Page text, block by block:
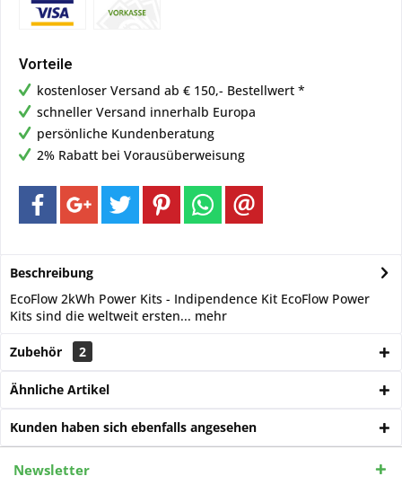
Vorteile
kostenloser Versand ab € 150,- Bestellwert *
schneller Versand innerhalb Europa
persönliche Kundenberatung
2% Rabatt bei Vorausüberweisung
Beschreibung
EcoFlow 2kWh Power Kits - Indipendence Kit EcoFlow Power
Kits sind die weltweit ersten... mehr
Zubehör 2
Ähnliche Artikel
Kunden haben sich ebenfalls angesehen
Newsletter